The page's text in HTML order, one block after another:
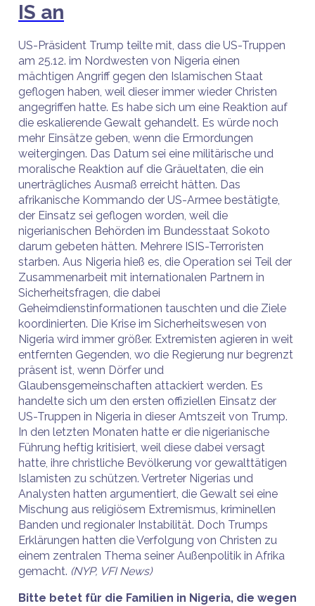
IS an
US-Präsident Trump teilte mit, dass die US-Truppen
am 25.12. im Nordwesten von Nigeria einen
mächtigen Angriff gegen den Islamischen Staat
geflogen haben, weil dieser immer wieder Christen
angegriffen hatte. Es habe sich um eine Reaktion auf
die eskalierende Gewalt gehandelt. Es würde noch
mehr Einsätze geben, wenn die Ermordungen
weitergingen. Das Datum sei eine militärische und
moralische Reaktion auf die Gräueltaten, die ein
unerträgliches Ausmaß erreicht hätten. Das
afrikanische Kommando der US-Armee bestätigte,
der Einsatz sei geflogen worden, weil die
nigerianischen Behörden im Bundesstaat Sokoto
darum gebeten hätten. Mehrere ISIS-Terroristen
starben. Aus Nigeria hieß es, die Operation sei Teil der
Zusammenarbeit mit internationalen Partnern in
Sicherheitsfragen, die dabei
Geheimdienstinformationen tauschten und die Ziele
koordinierten. Die Krise im Sicherheitswesen von
Nigeria wird immer größer. Extremisten agieren in weit
entfernten Gegenden, wo die Regierung nur begrenzt
präsent ist, wenn Dörfer und
Glaubensgemeinschaften attackiert werden. Es
handelte sich um den ersten offiziellen Einsatz der
US-Truppen in Nigeria in dieser Amtszeit von Trump.
In den letzten Monaten hatte er die nigerianische
Führung heftig kritisiert, weil diese dabei versagt
hatte, ihre christliche Bevölkerung vor gewalttätigen
Islamisten zu schützen. Vertreter Nigerias und
Analysten hatten argumentiert, die Gewalt sei eine
Mischung aus religiösem Extremismus, kriminellen
Banden und regionaler Instabilität. Doch Trumps
Erklärungen hatten die Verfolgung von Christen zu
einem zentralen Thema seiner Außenpolitik in Afrika
gemacht. (NYP, VFI News)
Bitte betet für die Familien in Nigeria, die wegen